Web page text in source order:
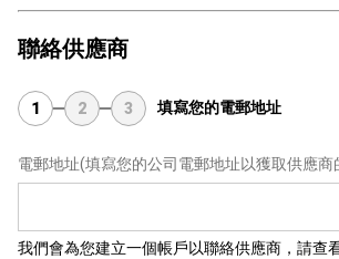
聯絡供應商
1 2 3 填寫您的電郵地址
電郵地址(填寫您的公司電郵地址以獲取供應商
我們會為您建立一個帳戶以聯絡供應商，請查